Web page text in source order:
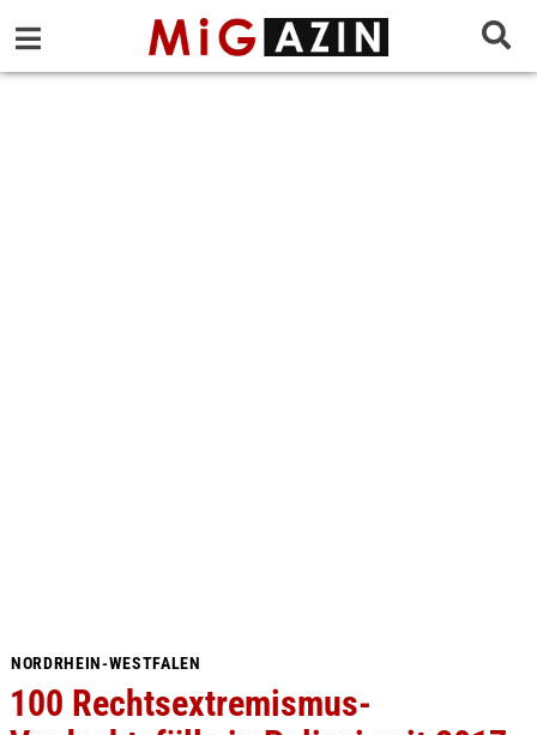
NORDRHEIN-WESTFALEN
100 Rechtsextremismus-